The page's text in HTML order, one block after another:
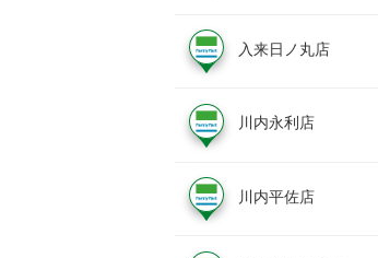
入来日ノ丸店
川内永利店
川内平佐店